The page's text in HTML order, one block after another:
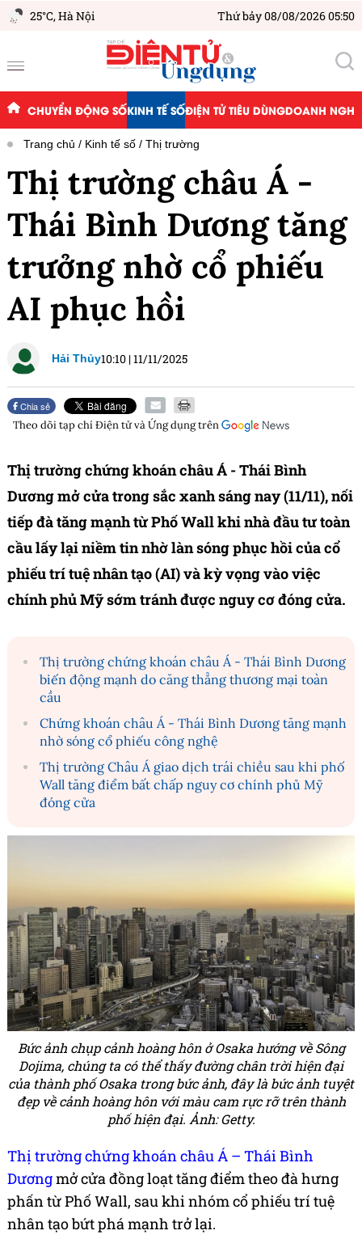
25°C,Hà Nội Thứ bảy 08/08/2026 05:50
CHUYỂN ĐỘNG SỐKINH TẾ SỐĐIỆN TỬ TIÊU DÙNGDOANH
Trang chủ Kinh tế số Thị trường
Thị trường châu Á -
Thái Bình Dương tăng
trưởng nhờ cổ phiếu
AI phục hồi
Hải Thủy10:10 |11/11/2025
Chia sẻ
Theo dõi tạp chíĐiện tử và Ứng dụngtrên
Thị trường chứng khoán châu Á - Thái Bình
Dương mở cửa trong sắc xanh sáng nay (11/11), nối
tiếp đà tăng mạnh từ Phố Wall khi nhà đầu tư toàn
cầu lấy lại niềm tin nhờ làn sóng phục hồi của cổ
phiếu trí tuệ nhân tạo (AI) và kỳ vọng vào việc
chính phủ Mỹ sớm tránh được nguy cơ đóng cửa.
Thị trường chứng khoán châu Á - Thái Bình Dương
biến động mạnh do căng thẳng thương mại toàn
cầu
Chứng khoán châu Á - Thái Bình Dương tăng mạnh
nhờ sóng cổ phiếu công nghệ
Thị trường Châu Á giao dịch trái chiều sau khi phố
Wall tăng điểm bất chấp nguy cơ chính phủ Mỹ
đóng cửa
Bức ảnh chụp cảnh hoàng hôn ở Osaka hướng về Sông
Dojima, chúng ta có thể thấy đường chân trời hiện đại
của thành phố Osaka trong bức ảnh, đây là bức ảnh tuyệt
đẹp về cảnh hoàng hôn với màu cam rực rỡ trên thành
phố hiện đại. Ảnh: Getty.
Thị trường chứng khoán châu Á – Thái Bình
Dươngmở cửa đồng loạt tăng điểm theo đà hưng
phấn từ Phố Wall, sau khi nhóm cổ phiếu trí tuệ
nhân tạo bứt phá mạnh trở lại.